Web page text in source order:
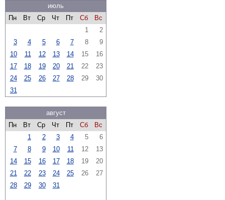
июль
Пн
Вт Ср Чт Пт Сб
Вс
1
2
3
4 5 6 7 8
9
10
11 12 13 14 15
16
17
18 19 20 21 22
23
24
25 26 27 28 29
30
31
август
Пн
Вт Ср Чт Пт Сб
Вс
1
2 3 4 5
6
7
8 9 10 11 12
13
14
15 16 17 18 19
20
21
22 23 24 25 26
27
28
29 30 31